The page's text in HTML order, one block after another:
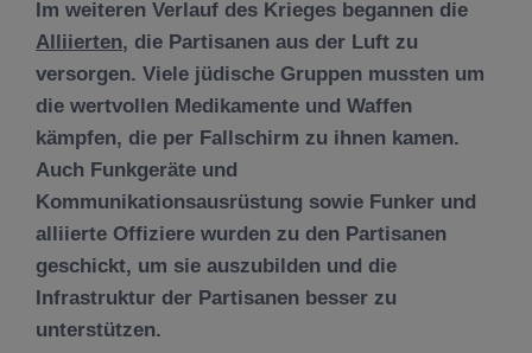
Im weiteren Verlauf des Krieges begannen die
Alliierten, die Partisanen aus der Luft zu
versorgen. Viele jüdische Gruppen mussten um
die wertvollen Medikamente und Waffen
kämpfen, die per Fallschirm zu ihnen kamen.
Auch Funkgeräte und
Kommunikationsausrüstung sowie Funker und
alliierte Offiziere wurden zu den Partisanen
geschickt, um sie auszubilden und die
Infrastruktur der Partisanen besser zu
unterstützen.